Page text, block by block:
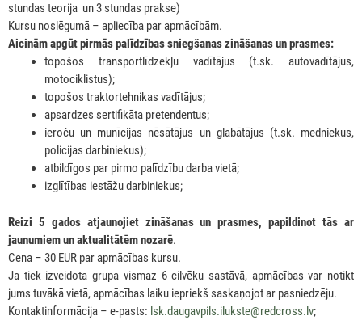
stundas teorija un 3 stundas prakse)
Kursu noslēgumā – apliecība par apmācībām.
Aicinām apgūt pirmās palīdzības sniegšanas zināšanas un prasmes:
topošos transportlīdzekļu vadītājus (t.sk. autovadītājus,
motociklistus);
topošos traktortehnikas vadītājus;
apsardzes sertifikāta pretendentus;
ieroču un munīcijas nēsātājus un glabātājus (t.sk. medniekus,
policijas darbiniekus);
atbildīgos par pirmo palīdzību darba vietā;
izglītības iestāžu darbiniekus;
Reizi 5 gados atjaunojiet zināšanas un prasmes, papildinot tās ar
jaunumiem un aktualitātēm nozarē.
Cena – 30 EUR par apmācības kursu.
Ja tiek izveidota grupa vismaz 6 cilvēku sastāvā, apmācības var notikt
jums tuvākā vietā, apmācības laiku iepriekš saskaņojot ar pasniedzēju.
Kontaktinformācija – e-pasts: lsk.daugavpils.ilukste@redcross.lv;